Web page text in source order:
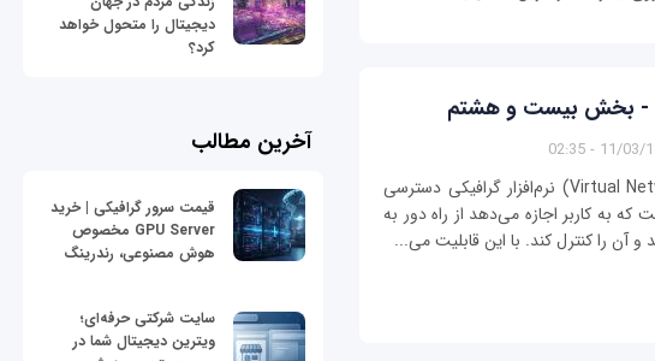
- بخش بیست و هشتم
11/03/1394
VNC (سرنام Virtual Network Computing) نرم‌‌افزار گرافیکی دسترسی
به کاربر اجازه می‌دهد از راه دور به
آن را کنترل کند. با این قابلیت می‌...
دیجیتال را متحول خواهد
کرد؟
آخرین مطالب
قیمت سرور گرافیکی | خرید
GPU Server مخصوص
هوش مصنوعی، رندرینگ
سایت شرکتی حرفه‌ای؛
ویترین دیجیتال شما در